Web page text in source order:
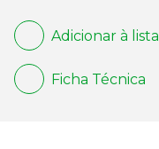
Adicionar à lista
Ficha Técnica